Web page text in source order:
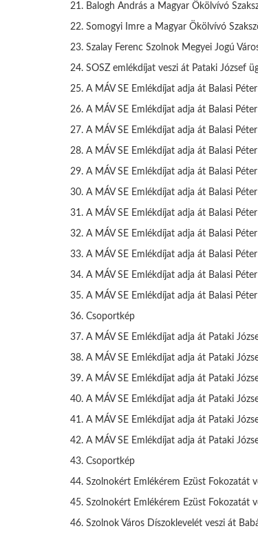
21. Balogh András a Magyar Ökölvívó
22. Somogyi Imre a Magyar Ökölvívó
23. Szalay Ferenc Szolnok Megyei Jogú
24. SOSZ emlékdíjat veszi át Pataki József
25. A MÁV SE Emlékdíjat adja át Balasi
26. A MÁV SE Emlékdíjat adja át Balasi
27. A MÁV SE Emlékdíjat adja át Balasi
28. A MÁV SE Emlékdíjat adja át Balasi
29. A MÁV SE Emlékdíjat adja át Balasi
30. A MÁV SE Emlékdíjat adja át Balasi
31. A MÁV SE Emlékdíjat adja át Balasi
32. A MÁV SE Emlékdíjat adja át Balasi
33. A MÁV SE Emlékdíjat adja át Balasi
34. A MÁV SE Emlékdíjat adja át Balasi
35. A MÁV SE Emlékdíjat adja át Balasi
36. Csoportkép
37. A MÁV SE Emlékdíjat adja át Pataki
38. A MÁV SE Emlékdíjat adja át Pataki
39. A MÁV SE Emlékdíjat adja át Pataki
40. A MÁV SE Emlékdíjat adja át Pataki
41. A MÁV SE Emlékdíjat adja át Pataki
42. A MÁV SE Emlékdíjat adja át Pataki
43. Csoportkép
44. Szolnokért Emlékérem Ezüst Fokozatát
45. Szolnokért Emlékérem Ezüst Fokozatát
46. Szolnok Város Díszoklevelét veszi át